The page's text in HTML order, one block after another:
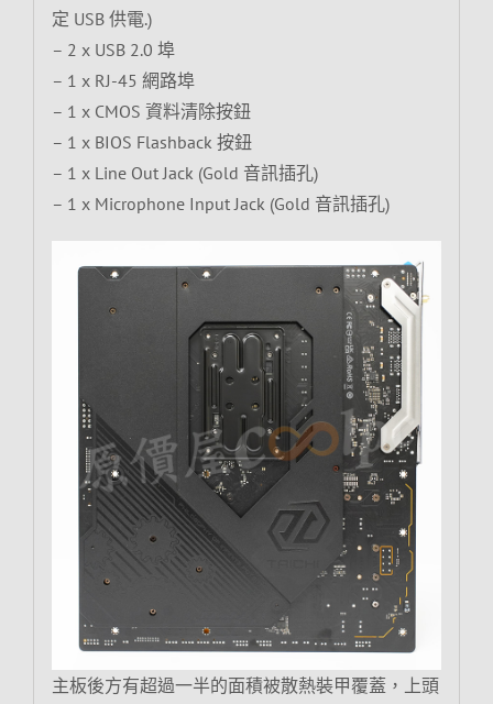
定 USB 供電.)
– 2 x USB 2.0 埠
– 1 x RJ-45 網路埠
– 1 x CMOS 資料清除按鈕
– 1 x BIOS Flashback 按鈕
– 1 x Line Out Jack (Gold 音訊插孔)
– 1 x Microphone Input Jack (Gold 音訊插孔)
主板後方有超過一半的面積被散熱裝甲覆蓋，上頭